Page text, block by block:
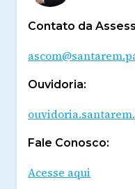
Contato da
Ouvidoria:
Fale Conosco:
Acesse aqui